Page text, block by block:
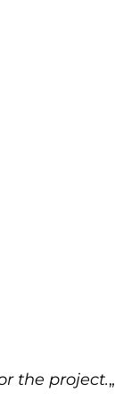
the project.„